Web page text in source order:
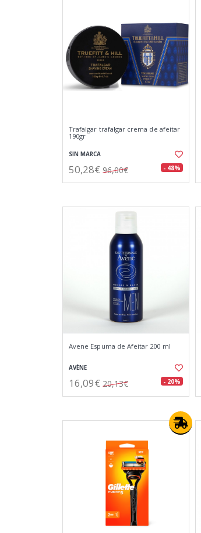
Trafalgar trafalgar crema de afeitar
190gr
SIN MARCA
50,28€ 96,00€ - 48%
Avene Espuma de Afeitar 200 ml
AVÈNE
16,09€ 20,13€ - 20%